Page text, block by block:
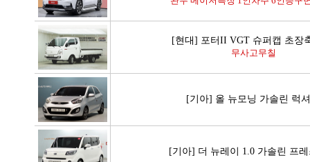
[현대] 포터II VGT 슈퍼캡 초장
무사고무칠
[기아] 올 뉴모닝 가솔린 럭
[기아] 더 뉴레이 1.0 가솔린 프